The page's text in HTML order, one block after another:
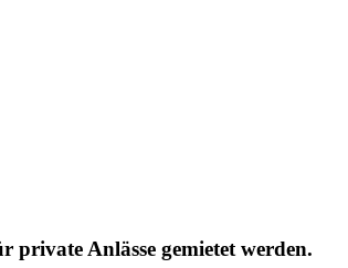
private Anlässe gemietet werden.